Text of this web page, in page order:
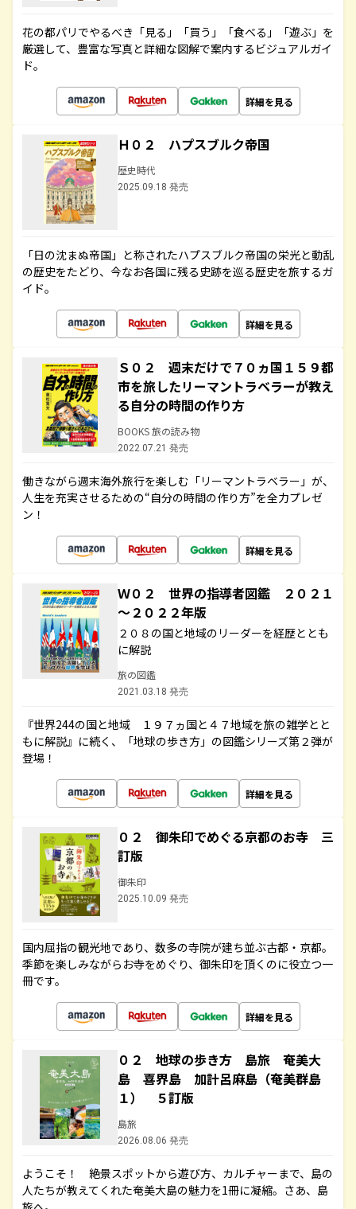
花の都パリでやるべき「見る」「買う」「食べる」「遊ぶ」を
厳選して、豊富な写真と詳細な図解で案内するビジュアルガイ
ド。
詳細を見る
Ｈ０２ ハプスブルク帝国
歴史時代
2025.09.18 発売
「日の沈まぬ帝国」と称されたハプスブルク帝国の栄光と動乱
の歴史をたどり、今なお各国に残る史跡を巡る歴史を旅するガ
イド。
詳細を見る
Ｓ０２ 週末だけで７０ヵ国１５９都
市を旅したリーマントラベラーが教え
る自分の時間の作り方
BOOKS 旅の読み物
2022.07.21 発売
働きながら週末海外旅行を楽しむ「リーマントラベラー」が、
人生を充実させるための“自分の時間の作り方”を全力プレゼ
ン！
詳細を見る
Ｗ０２ 世界の指導者図鑑 ２０２１
～２０２２年版
２０８の国と地域のリーダーを経歴ととも
に解説
旅の図鑑
2021.03.18 発売
『世界244の国と地域 １９７ヵ国と４７地域を旅の雑学とと
もに解説』に続く、「地球の歩き方」の図鑑シリーズ第２弾が
登場！
詳細を見る
０２ 御朱印でめぐる京都のお寺 三
訂版
御朱印
2025.10.09 発売
国内屈指の観光地であり、数多の寺院が建ち並ぶ古都・京都。
季節を楽しみながらお寺をめぐり、御朱印を頂くのに役立つ一
冊です。
詳細を見る
０２ 地球の歩き方 島旅 奄美大
島 喜界島 加計呂麻島（奄美群島
１） ５訂版
島旅
2026.08.06 発売
ようこそ！ 絶景スポットから遊び方、カルチャーまで、島の
人たちが教えてくれた奄美大島の魅力を1冊に凝縮。さあ、島